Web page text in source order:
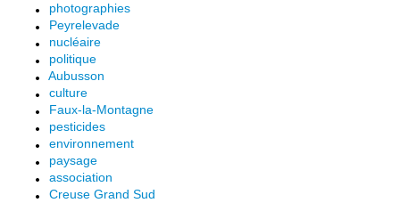
photographies
Peyrelevade
nucléaire
politique
Aubusson
culture
Faux-la-Montagne
pesticides
environnement
paysage
association
Creuse Grand Sud